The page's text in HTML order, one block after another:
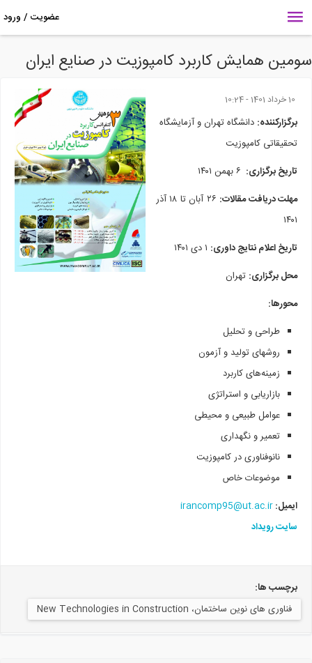
همایش کاربرد کامپوزیت در صنایع ایران
برگزارکننده:دانشگاه تهران و آزمایشگاه
تحقیقاتی کامپوزیت
تاریخ برگزاری:۶ بهمن ۱۴۰۱
مهلت دریافت مقالات:۲۶ آبان
تا ۱۸ آذر
۱۴۰۱
تاریخ اعلام نتایج داوری:۱ دی ۱۴۰۱
محل برگزاری:تهران
محورها:
طراحی و تحلیل
روشهای تولید و آزمون
زمینه‌های کاربرد
بازاریابی و استراتژی
عوامل طبیعی و محیطی
تعمیر و نگهداری
نانوفناوری در کامپوزیت
موضوعات خاص
ایمیل:irancomp95@ut.ac.ir
سایت رویداد
برچسب ها:
فناوری‌ های نوین ساختمان، New Technologies in Construction